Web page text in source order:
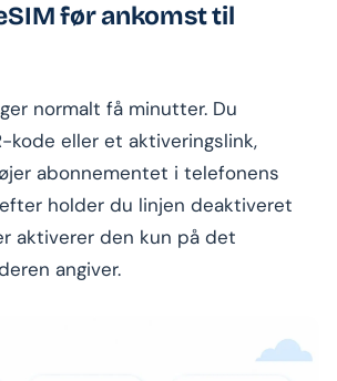
før ankomst til
normalt få minutter. Du
kode eller et aktiveringslink,
abonnementet i telefonens
holder du linjen deaktiveret
aktiverer den kun på det
angiver.